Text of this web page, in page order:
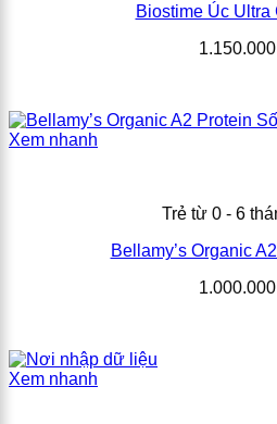
Biostime Úc Ultra
1.150.000
Xem nhanh
Trẻ từ 0 - 6
Bellamy’s Organic
1.000.000
Xem nhanh